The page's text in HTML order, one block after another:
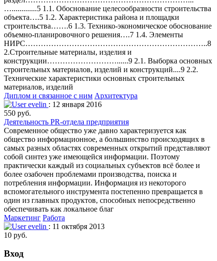
….............5 1.1. Обоснование целесообразности строительства
объекта….5 1.2. Характеристика района и площадки
строительства…….6 1.3. Технико-экономическое обоснование
объемно-планировочного решения….7 1.4. Элементы
НИРС……………………………………………………………..8
2.Строительные материалы, изделия и
конструкции………………………......9 2.1. Выборка основных
строительных материалов, изделий и конструкций....9 2.2.
Технические характеристики основных строительных
материалов, изделий
Диплом и связанное с ним Архитектура
evelin : 12 января 2016
550 руб.
Деятельность PR-отдела предприятия
Современное общество уже давно характеризуется как
общество информационное, а большинство происходящих в
самых разных областях современных открытий представляют
собой синтез уже имеющейся информации. Поэтому
практически каждый из социальных субъектов всё более и
более озабочен проблемами производства, поиска и
потребления информации. Информация из некоторого
вспомогательного инструмента постепенно превращается в
один из главных продуктов, способных непосредственно
обеспечивать как локальное благ
Маркетинг Работа
evelin : 11 октября 2013
10 руб.
Вход